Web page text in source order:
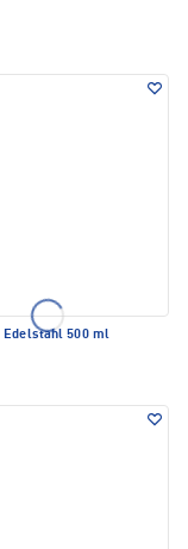
Edelstahl 500 ml